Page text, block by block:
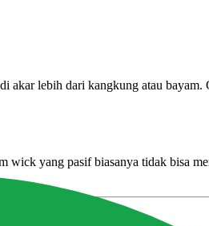
lebih dari kangkung atau
wick yang pasif biasanya tidak bisa